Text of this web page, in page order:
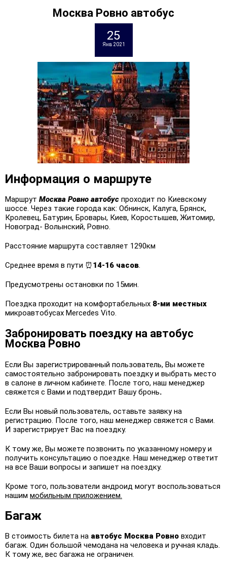
Москва Ровно автобус
25
Янв 2021
Информация о маршруте
Маршрут Москва Ровно автобус проходит по Киевскому
шоссе. Через такие города как: Обнинск, Калуга, Брянск,
Кролевец, Батурин, Бровары, Киев, Коростышев, Житомир,
Новоград- Волынский, Ровно.
Расстояние маршрута составляет 1290км
Среднее время в пути ⏰14-16 часов.
Предусмотрены остановки по 15мин.
Поездка проходит на комфортабельных 8-ми местных
микроавтобусах Mercedes Vito.
Забронировать поездку на автобус
Москва Ровно
Если Вы зарегистрированный пользователь, Вы можете
самостоятельно забронировать поездку и выбрать место
в салоне в личном кабинете. После того, наш менеджер
свяжется с Вами и подтвердит Вашу бронь.
Если Вы новый пользователь, оставьте заявку на
регистрацию. После того, наш менеджер свяжется с Вами.
И зарегистрирует Вас на поездку.
К тому же, Вы можете позвонить по указанному номеру и
получить консультацию о поездке. Наш менеджер ответит
на все Ваши вопросы и запишет на поездку.
Кроме того, пользователи андроид могут воспользоваться
нашим мобильным приложением.
Багаж
В стоимость билета на автобус Москва Ровно входит
багаж. Один большой чемодана на человека и ручная кладь.
К тому же, вес багажа не ограничен.